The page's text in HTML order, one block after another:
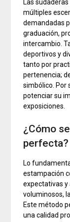
Las
múltiples
demandadas
graduación,
intercambio.
deportivos y
tanto por
pertenencia;
simbólico. Por
potenciar su
exposiciones.
¿Cómo
perfecta?
Lo
estampación
expectativas y
voluminosos,
Este método
una calidad